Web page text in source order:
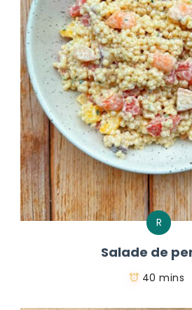
R
Salade de
40 mins